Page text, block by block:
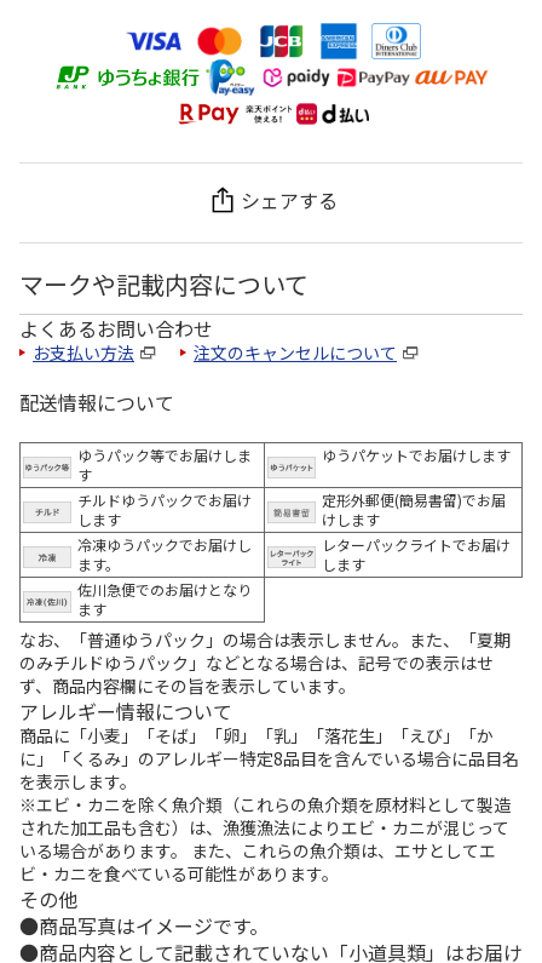
シェアする
マークや記載内容について
よくあるお問い合わせ
お支払い方法 注文のキャンセルについて
配送情報について
ゆうパック等でお届けしま
す
ゆうパケットでお届けします
チルドゆうパックでお届け
します
定形外郵便(簡易書留)でお届
けします
冷凍ゆうパックでお届けし
ます。
レターパックライトでお届け
します
佐川急便でのお届けとなり
ます
なお、「普通ゆうパック」の場合は表示しません。また、「夏期
のみチルドゆうパック」などとなる場合は、記号での表示はせ
ず、商品内容欄にその旨を表示しています。
アレルギー情報について
商品に「小麦」「そば」「卵」「乳」「落花生」「えび」「か
に」「くるみ」のアレルギー特定8品目を含んでいる場合に品目名
を表示します。
※エビ・カニを除く魚介類（これらの魚介類を原材料として製造
された加工品も含む）は、漁獲漁法によりエビ・カニが混じって
いる場合があります。 また、これらの魚介類は、エサとしてエ
ビ・カニを食べている可能性があります。
その他
商品写真はイメージです。
商品内容として記載されていない「小道具類」はお届け